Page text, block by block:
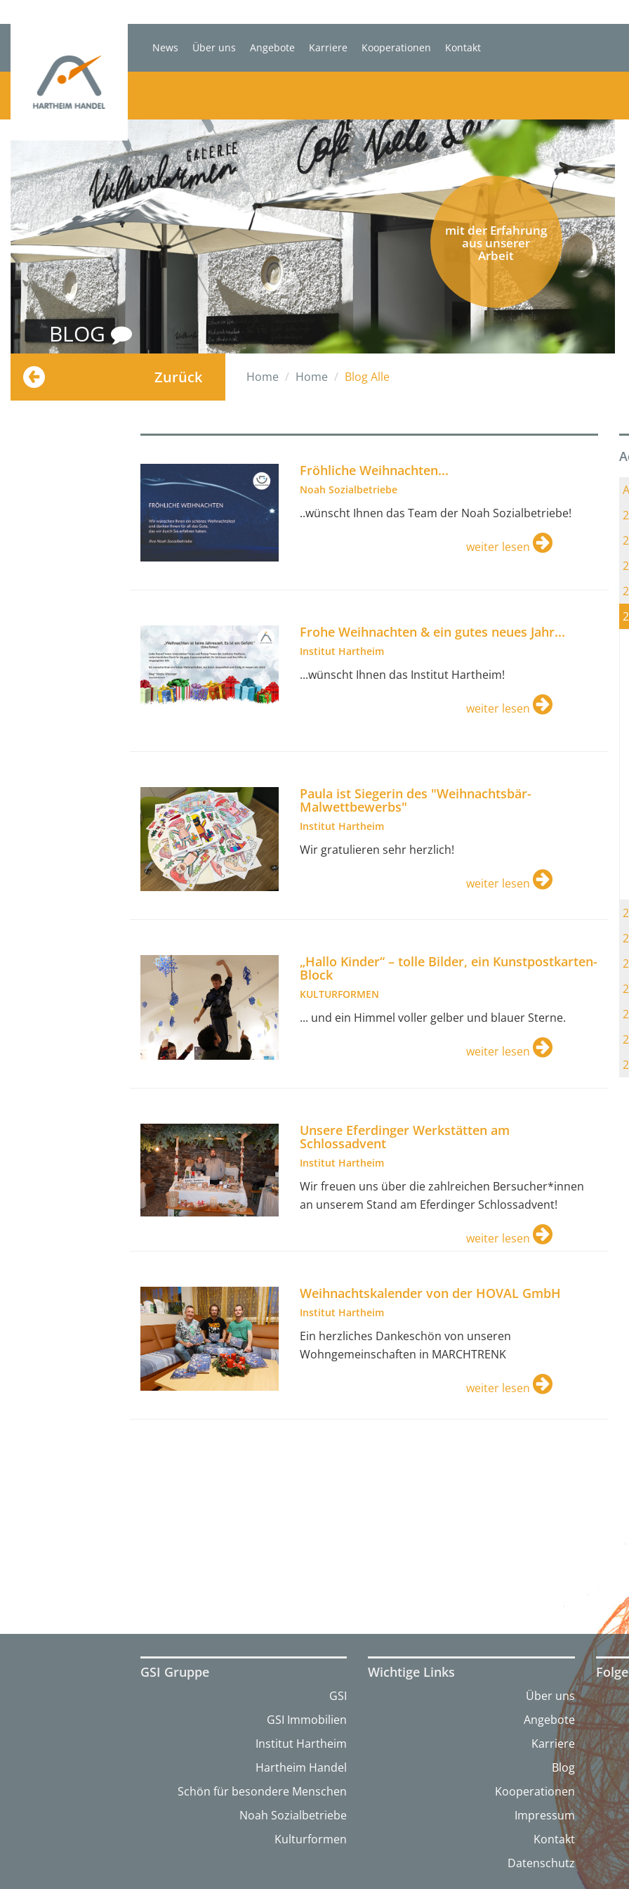
News Über uns Angebote Karriere Kooperationen Kontakt
mit der Erfahrung
aus unserer
Arbeit
BLOG
Zurück Home Home Blog Alle
Fröhliche Weihnachten...
Noah Sozialbetriebe
..wünscht Ihnen das Team der Noah Sozialbetriebe!
weiter lesen
Frohe Weihnachten & ein gutes neues Jahr...
Institut Hartheim
...wünscht Ihnen das Institut Hartheim!
weiter lesen
Paula ist Siegerin des "Weihnachtsbär-
Malwettbewerbs"
Institut Hartheim
Wir gratulieren sehr herzlich!
weiter lesen
„Hallo Kinder“ – tolle Bilder, ein Kunstpostkarten-
Block
KULTURFORMEN
... und ein Himmel voller gelber und blauer Sterne.
weiter lesen
Unsere Eferdinger Werkstätten am
Schlossadvent
Institut Hartheim
Wir freuen uns über die zahlreichen Bersucher*innen
an unserem Stand am Eferdinger Schlossadvent!
weiter lesen
Weihnachtskalender von der HOVAL GmbH
Institut Hartheim
Ein herzliches Dankeschön von unseren
Wohngemeinschaften in MARCHTRENK
weiter lesen
GSI Gruppe
GSI
GSI Immobilien
Institut Hartheim
Hartheim Handel
Schön für besondere Menschen
Noah Sozialbetriebe
Kulturformen
Wichtige Links
Über uns
Angebote
Karriere
Blog
Kooperationen
Impressum
Kontakt
Datenschutz